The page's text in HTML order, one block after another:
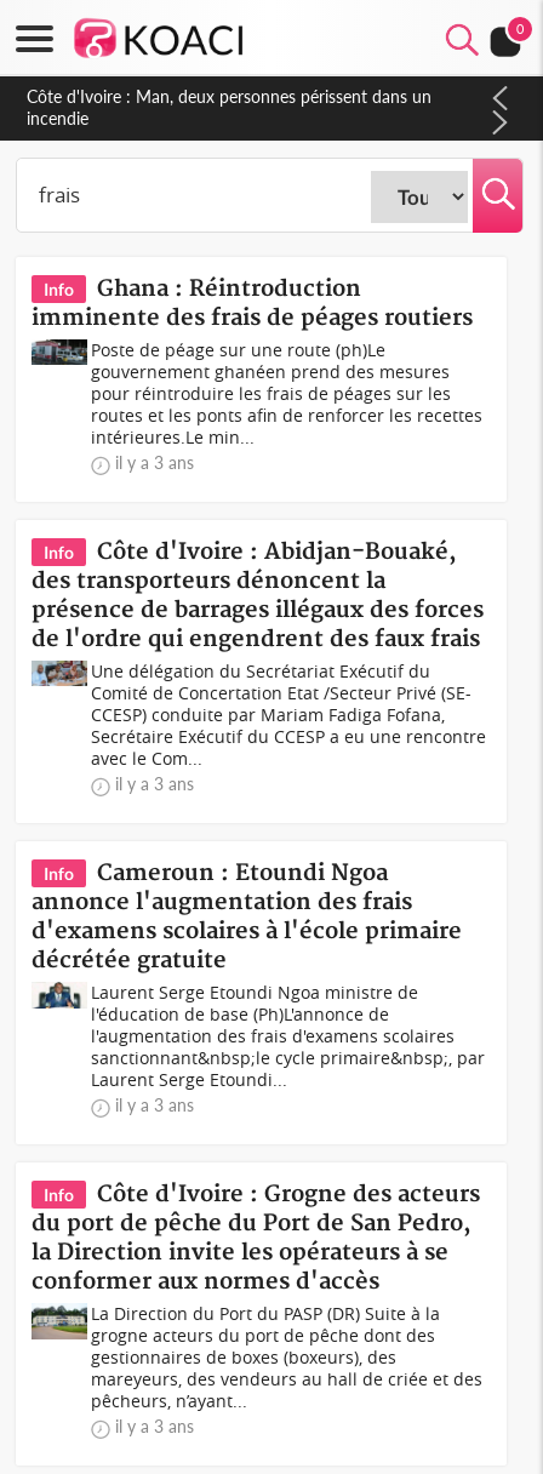
0
Côte d'Ivoire : Séileu, la célébration de la fête nationale
transformée en vaste campagne contre les produits
dépigmentants dangereux
Info
Ghana : Réintroduction
imminente des frais de péages routiers
Poste de péage sur une route (ph)Le
gouvernement ghanéen prend des mesures
pour réintroduire les frais de péages sur les
routes et les ponts afin de renforcer les recettes
intérieures.Le min...
il y a 3 ans
Info
Côte d'Ivoire : Abidjan-Bouaké,
des transporteurs dénoncent la
présence de barrages illégaux des forces
de l'ordre qui engendrent des faux frais
Une délégation du Secrétariat Exécutif du
Comité de Concertation Etat /Secteur Privé (SE-
CCESP) conduite par Mariam Fadiga Fofana,
Secrétaire Exécutif du CCESP a eu une rencontre
avec le Com...
il y a 3 ans
Info
Cameroun : Etoundi Ngoa
annonce l'augmentation des frais
d'examens scolaires à l'école primaire
décrétée gratuite
Laurent Serge Etoundi Ngoa ministre de
l'éducation de base (Ph)L'annonce de
l'augmentation des frais d'examens scolaires
sanctionnant&nbsp;le cycle primaire&nbsp;, par
Laurent Serge Etoundi...
il y a 3 ans
Info
Côte d'Ivoire : Grogne des acteurs
du port de pêche du Port de San Pedro,
la Direction invite les opérateurs à se
conformer aux normes d'accès
La Direction du Port du PASP (DR) Suite à la
grogne acteurs du port de pêche dont des
gestionnaires de boxes (boxeurs), des
mareyeurs, des vendeurs au hall de criée et des
pêcheurs, n’ayant...
il y a 3 ans